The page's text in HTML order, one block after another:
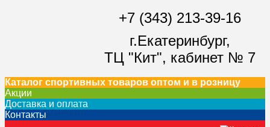
+7 (343) 213-39-16
г.Екатеринбург,
ТЦ "Кит", кабинет № 7
Каталог спортивных товаров оптом и в розницу
Акции
Доставка и оплата
Контакты